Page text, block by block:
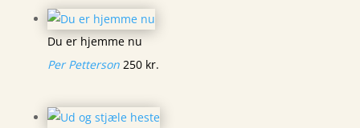
Du er hjemme nu
Per Petterson 250 kr.